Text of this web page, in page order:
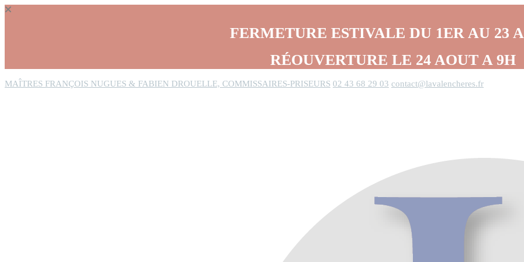
FERMETURE ESTIVALE DU 1ER AU 23
RÉOUVERTURE LE 24 AOUT A 9H
MAÎTRES FRANÇOIS NUGUES & FABIEN DROUELLE, COMMISSAIRES-PRISEURS 02 43 68 29 03 contact@lavalencheres.fr
Panneau de gestion des cookies